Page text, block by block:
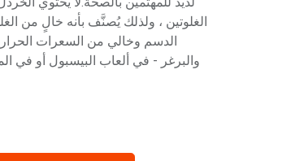
الغلوتين ، ولذلك يُصنَّف بأنه خالٍ من
الدسم وخالي من السعرات
والبرغر - في ألعاب البيسبول أو في